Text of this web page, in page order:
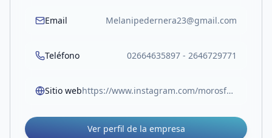
Email Melanipedernera23@gmail.com
Teléfono 02664635897 - 2646729771
Sitio web https://www.instagram.com/morosfood.sl?igsh=ZXZ5ejR1eWwzYTNw
Ver perfil de la empresa